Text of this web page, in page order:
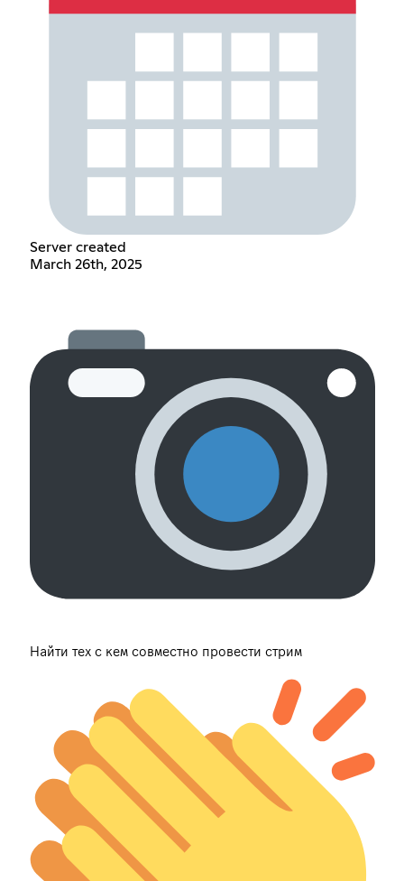
Server created
March 26th, 2025
Найти тех с кем совместно провести стрим